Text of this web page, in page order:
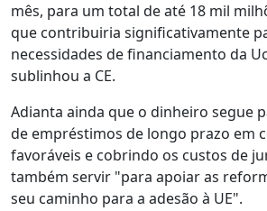
mês, para um total de até 18 mil
que contribuiria significativamente
necessidades de financiamento da
sublinhou a CE.
Adianta ainda que o dinheiro segue
de empréstimos de longo prazo em
favoráveis e cobrindo os custos de
também servir "para apoiar as
seu caminho para a adesão à UE".